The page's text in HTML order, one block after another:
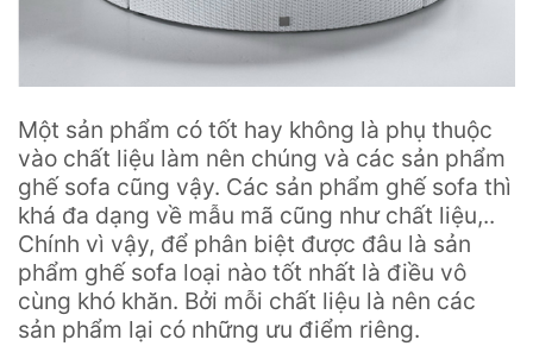
Một sản phẩm có tốt hay không là phụ thuộc
vào chất liệu làm nên chúng và các sản phẩm
ghế sofa cũng vậy. Các sản phẩm ghế sofa thì
khá đa dạng về mẫu mã cũng như chất liệu,..
Chính vì vậy, để phân biệt được đâu là sản
phẩm ghế sofa loại nào tốt nhất là điều vô
cùng khó khăn. Bởi mỗi chất liệu là nên các
sản phẩm lại có những ưu điểm riêng.